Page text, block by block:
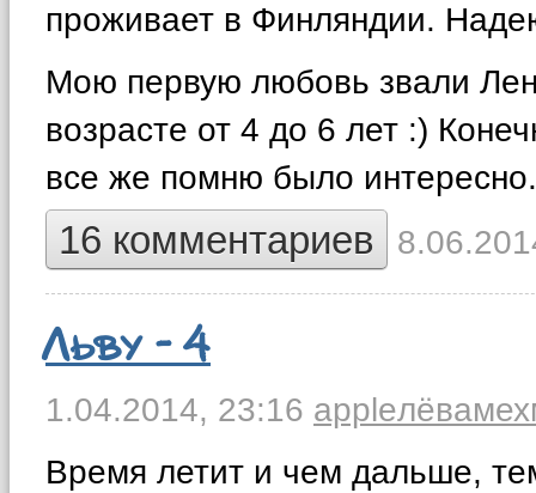
проживает в Финляндии.
Мою первую любовь звали
возрасте от 4 до 6 лет :)
все же помню было
16 комментариев
Льву - 4
1.04.2014, 23:16 appleлёва
Время летит и чем дальше,